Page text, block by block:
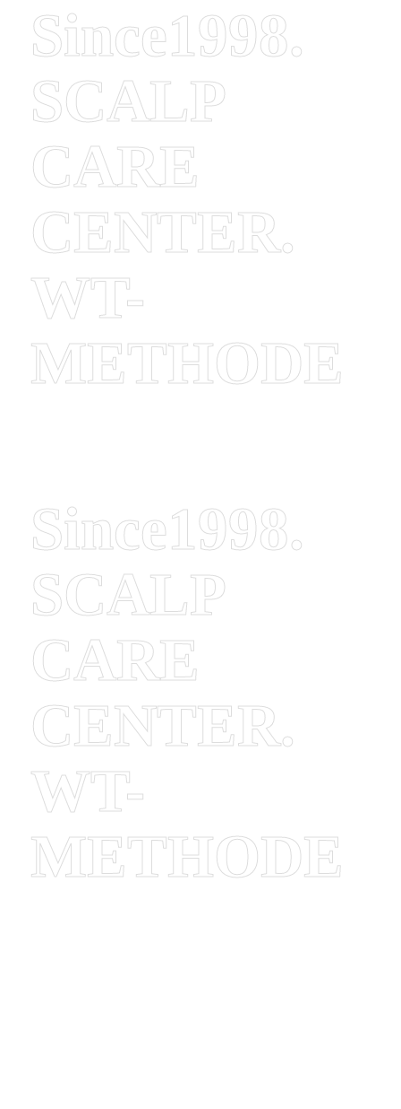
Since1998.
SCALP
CARE
CENTER.
WT-
METHODE
Since1998.
SCALP
CARE
CENTER.
WT-
METHODE